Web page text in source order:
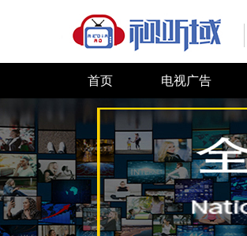
首页 电视广告